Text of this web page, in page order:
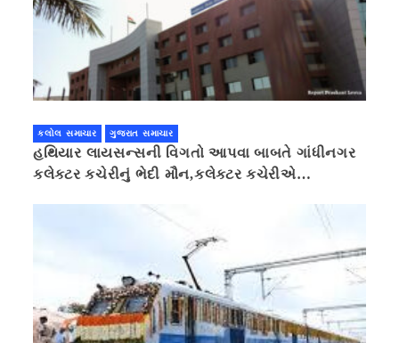
કલોલ સમાચાર ગુજરાત સમાચાર
હથિયાર લાયસન્સની વિગતો આપવા બાબતે ગાંધીનગર
કલેક્ટર કચેરીનું ભેદી મૌન,કલેક્ટર કચેરીએ